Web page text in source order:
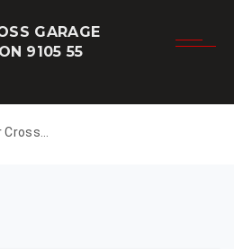
GARAGE
9105 55
Cross...